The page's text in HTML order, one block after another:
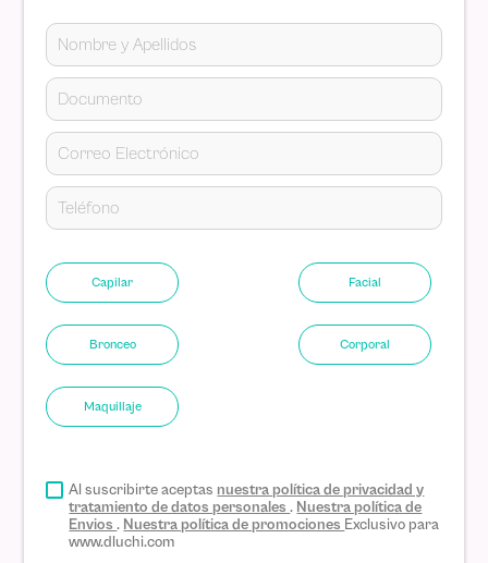
Capilar Facial
Bronceo Corporal
Maquillaje
Al suscribirte aceptas nuestra política de privacidad y
tratamiento de datos personales. Nuestra política de
Envios. Nuestra política de promociones Exclusivo para
www.dluchi.com